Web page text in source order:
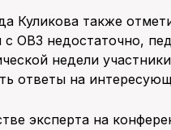
Куликова также
с ОВЗ недостаточно,
недели
ответы на
эксперта на